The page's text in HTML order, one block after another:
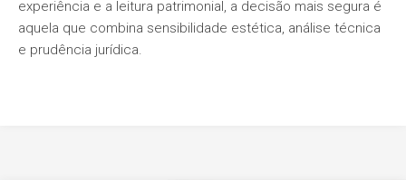
experiência e a leitura patrimonial, a decisão mais segura é
aquela que combina sensibilidade estética, análise técnica
e prudência jurídica.